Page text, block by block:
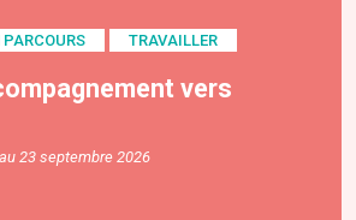
PARCOURS TRAVAILLER
vers
23 septembre 2026